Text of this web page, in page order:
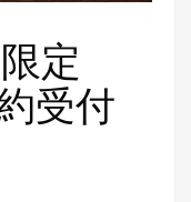
定
受付